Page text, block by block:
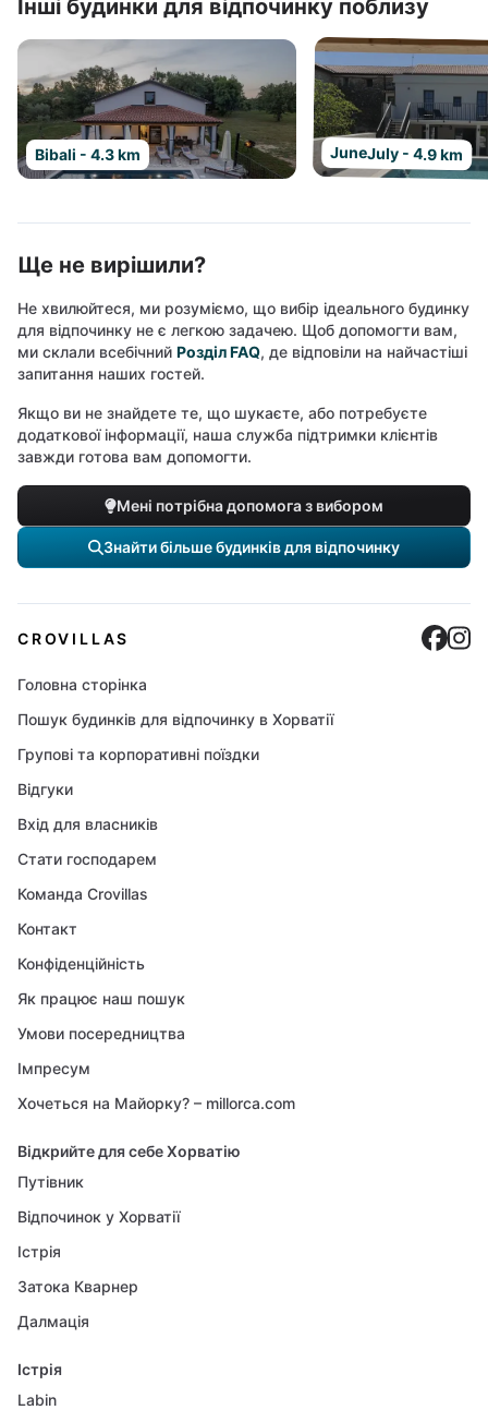
Інші будинки для відпочинку поблизу
Bibali - 4.3 km JuneJuly - 4.9 km
Ще не вирішили?
Не хвилюйтеся, ми розуміємо, що вибір ідеального будинку
для відпочинку не є легкою задачею. Щоб допомогти вам,
ми склали всебічний Розділ FAQ, де відповіли на найчастіші
запитання наших гостей.
Якщо ви не знайдете те, що шукаєте, або потребуєте
додаткової інформації, наша служба підтримки клієнтів
завжди готова вам допомогти.
Мені потрібна допомога з вибором
Знайти більше будинків для відпочинку
CROVILLAS
Головна сторінка
Пошук будинків для відпочинку в Хорватії
Групові та корпоративні поїздки
Відгуки
Вхід для власників
Стати господарем
Команда Crovillas
Контакт
Конфіденційність
Як працює наш пошук
Умови посередництва
Імпресум
Хочеться на Майорку? – millorca.com
Відкрийте для себе Хорватію
Путівник
Відпочинок у Хорватії
Істрія
Затока Кварнер
Далмація
Істрія
Labin